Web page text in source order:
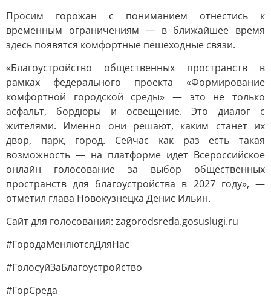
Просим горожан с пониманием отнестись к
временным ограничениям — в ближайшее время
здесь появятся комфортные пешеходные связи.
«Благоустройство общественных пространств в
рамках федерального проекта «Формирование
комфортной городской среды» — это не только
асфальт, бордюры и освещение. Это диалог с
жителями. Именно они решают, каким станет их
двор, парк, город. Сейчас как раз есть такая
возможность — на платформе идет Всероссийское
онлайн голосование за выбор общественных
пространств для благоустройства в 2027 году», —
отметил глава Новокузнецка Денис Ильин.
Сайт для голосования: zagorodsreda.gosuslugi.ru
#ГородаМеняютсяДляНас
#ГолосуйЗаБлагоустройство
#ГорСреда